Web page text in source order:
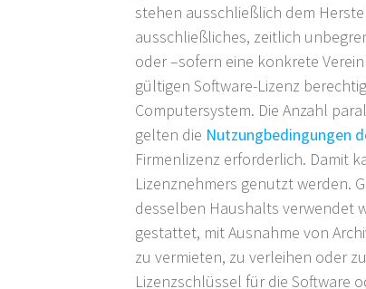
stehen ausschließlich dem
ausschließliches, zeitlich
oder –sofern eine konkrete
gültigen Software-Lizenz
Computersystem. Die Anzahl
gelten die Nutzungbedingungen
Firmenlizenz erforderlich. Damit
Lizenznehmers genutzt werden.
desselben Haushalts verwendet
gestattet, mit Ausnahme von
zu vermieten, zu verleihen oder
Lizenzschlüssel für die Software